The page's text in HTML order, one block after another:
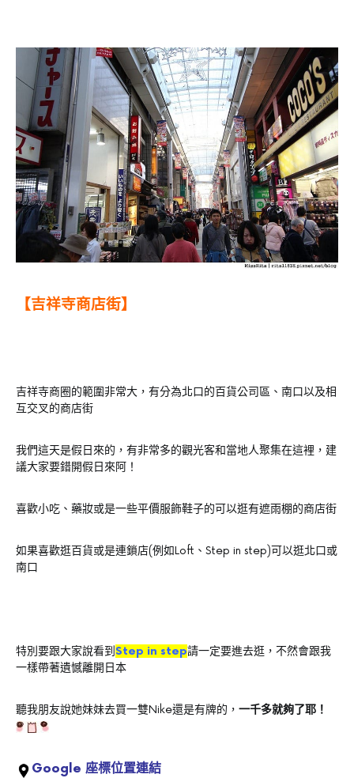
【吉祥寺商店街】
吉祥寺商圈的範圍非常大，有分為北口的百貨公司區、南口以及相
互交叉的商店街
我們這天是假日來的，有非常多的觀光客和當地人聚集在這裡，建
議大家要錯開假日來阿！
喜歡小吃、藥妝或是一些平價服飾鞋子的可以逛有遮雨棚的商店街
如果喜歡逛百貨或是連鎖店(例如Loft、Step in step)可以逛北口或
南口
特別要跟大家說看到 Step in step請一定要進去逛，不然會跟我
一樣帶著遺憾離開日本
聽我朋友說她妹妹去買一雙Nike還是有牌的， 一千多就夠了耶！
Google 座標位置連結